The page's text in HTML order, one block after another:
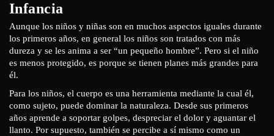
Infancia
Aunque los niños y niñas son en muchos aspectos iguales durante
los primeros años, en general los niños son tratados con más
dureza y se les anima a ser “un pequeño hombre”. Pero si el niño
es menos protegido, es porque se tienen planes más grandes para
él.
Para los niños, el cuerpo es una herramienta mediante la cual él,
como sujeto, puede dominar la naturaleza. Desde sus primeros
años aprende a soportar golpes, despreciar el dolor y aguantar el
llanto. Por supuesto, también se percibe a sí mismo como un